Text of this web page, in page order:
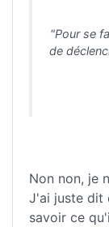
"Pour se
de
Non non, je
J'ai juste dit
savoir ce